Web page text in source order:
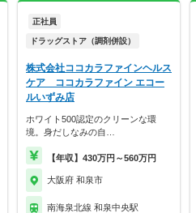
正社員
ドラッグストア（調剤併設）
株式会社ココカラファインヘルス
ケア ココカラファイン エコー
ルいずみ店
ホワイト500認定のクリーンな環
境。身だしなみの自…
【年収】430万円～560万円
大阪府 和泉市
南海泉北線 和泉中央駅